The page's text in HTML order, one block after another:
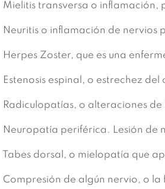
Mielitis transversa o inflamación,
Neuritis o inflamación de nervios
Herpes Zoster, que es una
Estenosis espinal, o estrechez
Radiculopatías, o alteraciones de
Neuropatía periférica. Lesión de
Tabes dorsal, o mielopatía que
Compresión de algún nervio, o